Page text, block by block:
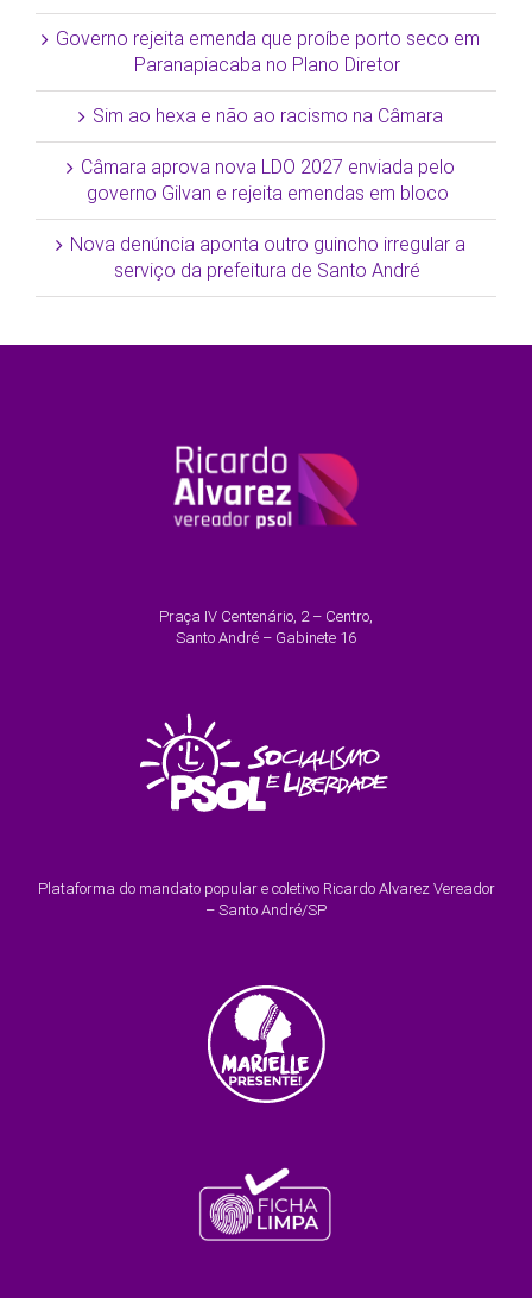
Governo rejeita emenda que proíbe porto seco em
Paranapiacaba no Plano Diretor
Sim ao hexa e não ao racismo na Câmara
Câmara aprova nova LDO 2027 enviada pelo
governo Gilvan e rejeita emendas em bloco
Nova denúncia aponta outro guincho irregular a
serviço da prefeitura de Santo André
Praça IV Centenário, 2 – Centro,
Santo André – Gabinete 16
Plataforma do mandato popular e coletivo Ricardo Alvarez Vereador
– Santo André/SP